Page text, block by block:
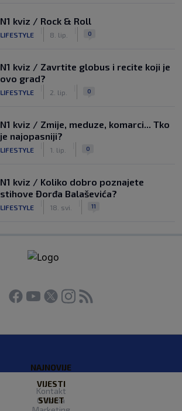
N1 kviz / Rock & Roll
LIFESTYLE 8. lip. 0
N1 kviz / Zavrtite globus i recite koji je
ovo grad?
LIFESTYLE 2. lip. 0
N1 kviz / Zmije, meduze, komarci... Tko
je najopasniji?
LIFESTYLE 1. lip. 0
N1 kviz / Koliko dobro poznajete
stihove Đorđa Balaševića?
LIFESTYLE 18. svi. 11
NAJNOVIJE
VIJESTI
SVIJET
Kontakt
O Nama